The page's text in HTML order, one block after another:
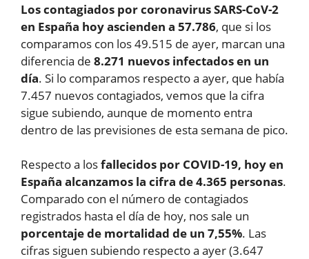
Los contagiados por coronavirus SARS-CoV-2
en España hoy ascienden a 57.786, que si los
comparamos con los 49.515 de ayer, marcan una
diferencia de 8.271 nuevos infectados en un
día. Si lo comparamos respecto a ayer, que había
7.457 nuevos contagiados, vemos que la cifra
sigue subiendo, aunque de momento entra
dentro de las previsiones de esta semana de pico.
Respecto a losfallecidos por COVID-19, hoy en
España alcanzamos la cifra de 4.365 personas.
Comparado con el número de contagiados
registrados hasta el día de hoy, nos sale un
porcentaje de mortalidad de un 7,55%. Las
cifras siguen subiendo respecto a ayer (3.647